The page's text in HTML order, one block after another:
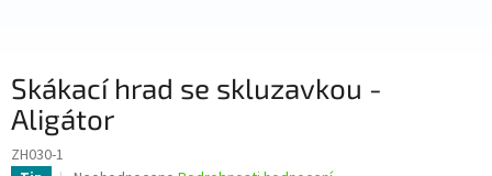
Skákací hrad se skluzavkou -
Aligátor
ZH030-1